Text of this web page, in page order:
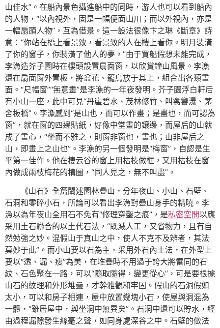
山佳水”。在船內景色攝進船中的同時，游人也可以看到船內
的人物，“以內視外，固是一幅便面山川；而以外視內，亦是
一幅扇頭人物”，互為借景。這一設法很像卞之琳《斷章》詩
意：“你站在橋上看景致，看景致的人在樓上看你。明月裝潢
了你的窗子，你裝潢了他人的夢。”由于買船假想未能完成，
李漁造芥子園時在樓頭設置扇面窗，以欣賞鐘山風景。李漁
還在扇面窗外置板，將盆花、籠鳥放于其上，組合出各類畫
面。“尺幅窗”“無意畫”是李漁的一年夜發明。芥子園浮白軒后
有小山一座，此中可見“丹崖碧水、茂林修竹、叫禽響瀑、茅
舍板橋”。李漁感到“是山也，而可以作畫；是畫也，而可認為
窗”，就在窗的四邊貼紙，好像中堂畫的鑲邊，而屋后的山就
成了畫心，“坐而不雅之，則窗非窗也，畫也；山非屋后之
山，即畫上之山也”。李漁的另一個發明是“梅窗”，自認是生
平第一佳作。他在棲云谷的窗上用枯枝做框，又用枯枝在窗
內做成兩枝梅花的構圖，“同人見之，無不叫盡”。
《山石》全篇闡述園林疊山，分年夜山、小山、石壁、
石洞和零碎小石，所論可以看出李漁對疊山身手的精曉。李
漁以為年夜山全用石不免有“修理穿鑿之痕”，是私密空間以應
采用土石聯合的以土代石法，“既減人工，又省物力，且有自
然勉強之妙。混假山于真山之中，使人不克不及辨者，其法
莫妙于此”。而小山要以石為主，采用外石內土法，在外型上
要以“透、漏、瘦”為美，在堆疊時不用過于誇大將雷同的石
紋、石色聚在一路，可以“隨取隨得，變更從心”，可是要根據
山石的紋理和外形堆疊，才幹雅觀和牢固。假山的石洞假如
太小，可以和房子相連，屋中放置幾塊小石，使屋與洞混為
一體，“雖居屋中，與坐洞中無異矣”。石洞中還可以貯水，經
由過程漏隙發生絲毫之聲，如同身處深谷之中。石壁的做法